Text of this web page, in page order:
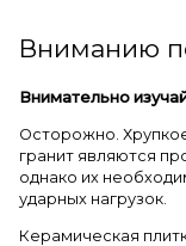
Вниманию
Внимательно
Осторожно.
гранит являются
однако их
ударных нагрузок.
Керамическая